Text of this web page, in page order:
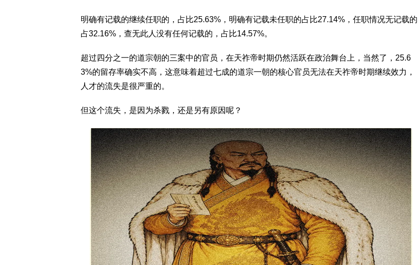
明确有记载的继续任职的，占比25.63%，明确有记载未任职的占比27.14%，任职情况无记载的
占32.16%，查无此人没有任何记载的，占比14.57%。
超过四分之一的道宗朝的三案中的官员，在天祚帝时期仍然活跃在政治舞台上，当然了，25.6
3%的留存率确实不高，这意味着超过七成的道宗一朝的核心官员无法在天祚帝时期继续效力，
人才的流失是很严重的。
但这个流失，是因为杀戮，还是另有原因呢？